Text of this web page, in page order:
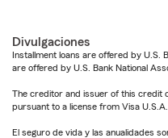
Divulgaciones
Installment loans are offered by U.S.
are offered by U.S. Bank National
The creditor and issuer of this credit
pursuant to a license from Visa U.S.A.
El seguro de vida y las anualidades